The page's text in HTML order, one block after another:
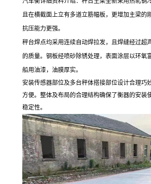
且在横截面上立有多道立筋幅板，更增加主梁的
抗压能力更强。
秤台焊点均采用连续自动焊拉发，且焊缝经过超
的质量。钢板经喷砂除锈处理，表面涂层以环氧
船用油漆，油膜厚实。
安装传感器部位及多台秤体搭接部位设计合理巧
方便。整体及布局的合理结构确保了衡器的安装
稳定性。